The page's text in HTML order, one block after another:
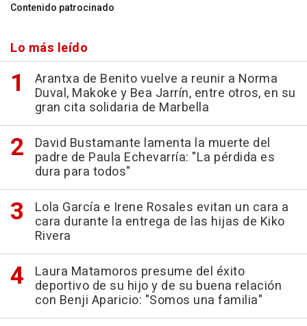
Contenido patrocinado
Lo más leído
Arantxa de Benito vuelve a reunir a Norma
Duval, Makoke y Bea Jarrín, entre otros, en su
gran cita solidaria de Marbella
David Bustamante lamenta la muerte del
padre de Paula Echevarría: "La pérdida es
dura para todos"
Lola García e Irene Rosales evitan un cara a
cara durante la entrega de las hijas de Kiko
Rivera
Laura Matamoros presume del éxito
deportivo de su hijo y de su buena relación
con Benji Aparicio: "Somos una familia"